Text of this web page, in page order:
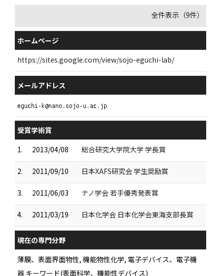
全件表示（9件）
ホームページ
https://sites.google.com/view/sojo-eguchi-lab/
メールアドレス
受賞学術賞
1.
2013/04/08 総合研究大学院大学 学長賞
2. 2011/09/10 日本XAFS研究会 学生奨励賞
3. 2011/06/03 ナノ学会 若手優秀発表賞
4. 2011/03/19 日本化学会 日本化学会東海支部長賞
現在の専門分野
薄膜、表面界面物性, 機能物性化学, 電子デバイス、電子機
器 キーワード(表面科学、機能性デバイス)